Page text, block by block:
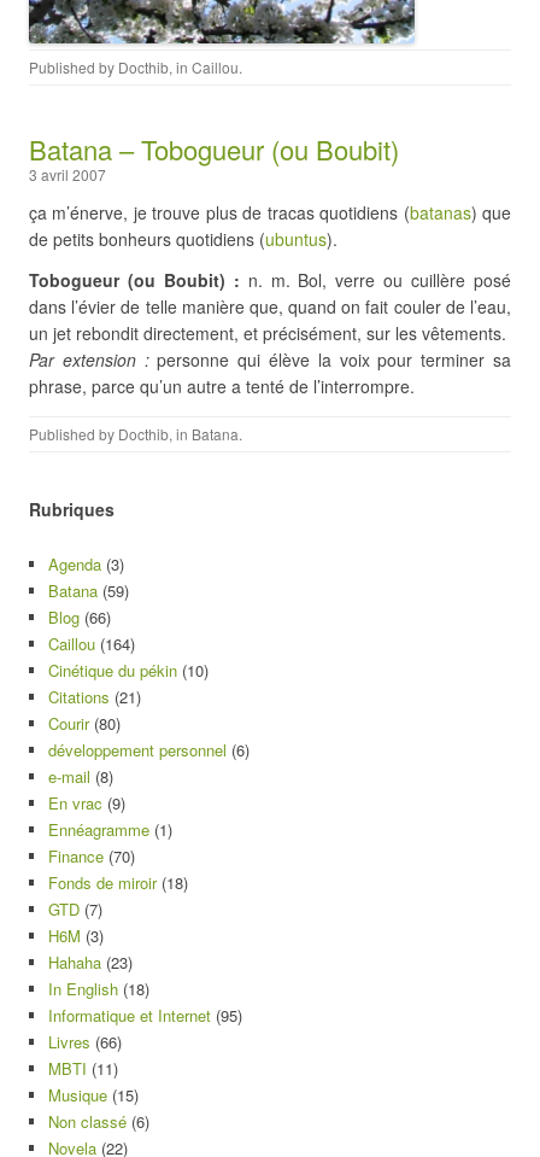
Published by Docthib, in Caillou.
Batana – Tobogueur (ou Boubit)
3 avril 2007
ça m’énerve, je trouve plus de tracas quotidiens (batanas) que
de petits bonheurs quotidiens (ubuntus).
Tobogueur (ou Boubit) : n. m. Bol, verre ou cuillère posé
dans l’évier de telle manière que, quand on fait couler de l’eau,
un jet rebondit directement, et précisément, sur les vêtements.
Par extension :personne qui élève la voix pour terminer sa
phrase, parce qu’un autre a tenté de l’interrompre.
Published by Docthib, in Batana.
Rubriques
Agenda (3)
Batana (59)
Blog (66)
Caillou (164)
Cinétique du pékin (10)
Citations (21)
Courir(80)
développement personnel (6)
e-mail (8)
En vrac (9)
Ennéagramme (1)
Finance (70)
Fonds de miroir(18)
GTD (7)
H6M (3)
Hahaha (23)
In English (18)
Informatique et Internet (95)
Livres (66)
MBTI (11)
Musique (15)
Non classé (6)
Novela (22)